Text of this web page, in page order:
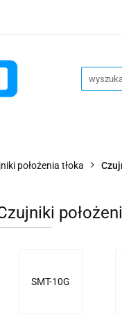
KONTAKT
położenia tłoka
SMT-10G